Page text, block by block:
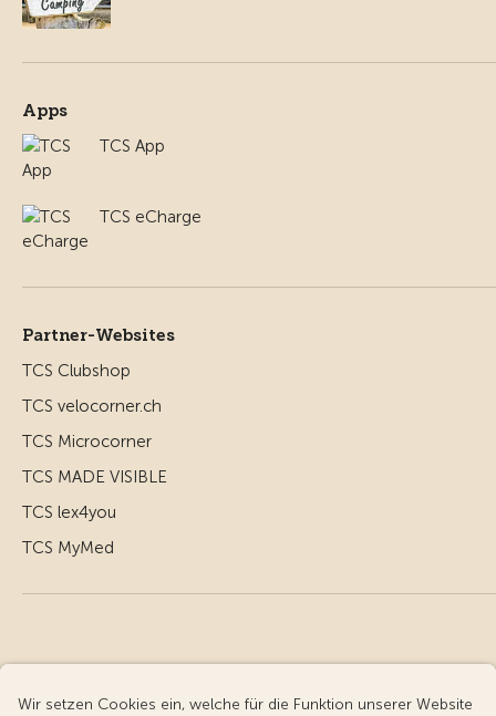
Apps
TCS App
TCS eCharge
Partner-Websites
TCS Clubshop
TCS velocorner.ch
TCS Microcorner
TCS MADE VISIBLE
TCS lex4you
TCS MyMed